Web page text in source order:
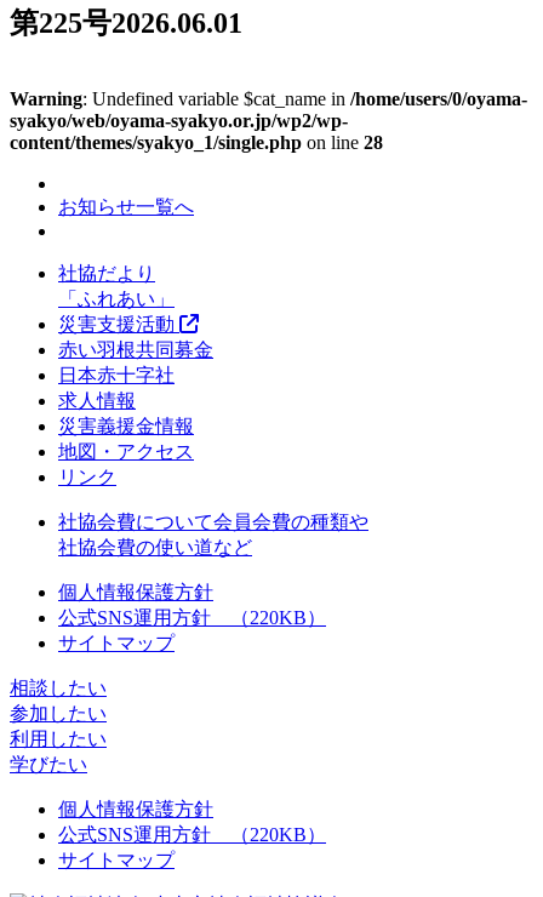
第225号2026.06.01
Warning: Undefined variable $cat_name in /home/users/0/oyama-
syakyo/web/oyama-syakyo.or.jp/wp2/wp-
content/themes/syakyo_1/single.php on line 28
お知らせ一覧へ
社協だより
「ふれあい」
災害支援活動
赤い羽根共同募金
日本赤十字社
求人情報
災害義援金情報
地図・アクセス
リンク
社協会費について会員会費の種類や
社協会費の使い道など
個人情報保護方針
公式SNS運用方針 （220KB）
サイトマップ
相談したい
参加したい
利用したい
学びたい
個人情報保護方針
公式SNS運用方針 （220KB）
サイトマップ